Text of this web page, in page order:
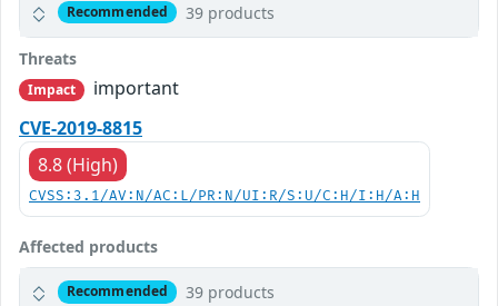
Recommended 39 products
Threats
Impact
important
CVE-2019-8815
8.8 (High)
CVSS:3.1/AV:N/AC:L/PR:N/UI:R/S:U/C:H/I:H/A:H
Affected products
Recommended 39 products